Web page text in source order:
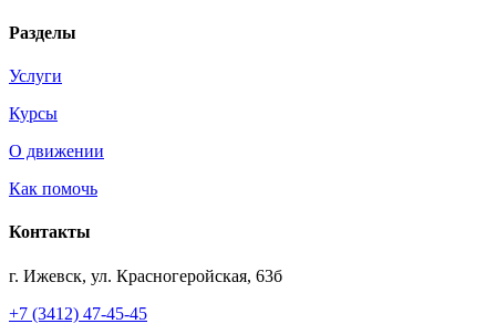
Разделы
Услуги
Курсы
О движении
Как помочь
Контакты
г. Ижевск, ул. Красногеройская, 63б
+7 (3412) 47-45-45